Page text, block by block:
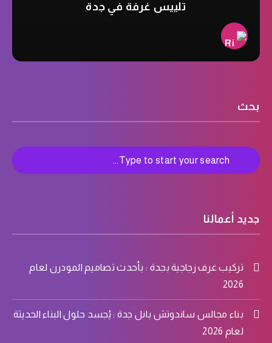
تلييس غرفة في جدة
بحث
جديد أعمالنا
تركيب غرف زجاجية بجدة : بأحدث تصاميم المودرن لعام
2026
بناء مجالس ساندوتش بانل جدة : يُجسد حلول البناء الحديثة
لعام 2026